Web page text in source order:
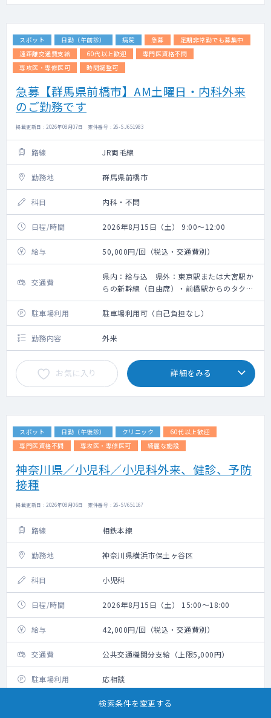
スポット 日勤（午前診） 病院 急募
定期非常勤でも募集中
遠距離交通費支給
60代以上歓迎
専門医資格不問
専攻医・専修医可
時間調整可
急募【群馬県前橋市】AM土曜日・内科外来
のご勤務です
掲載更新日 : 2026年08月07日 案件番号 : 26-SJ651983
路線 JR両毛線
勤務地 群馬県前橋市
科目 内科・不問
日程/時間 2026年8月15日（土） 9:00～12:00
給与 50,000円/回（税込・交通費別）
交通費
県内：給与込 県外：東京駅または大宮駅か
らの新幹線（自由席）・前橋駅からのタクシ
ー代の支給あり【要領収書】、その他の地域
は応相談
駐車場利用 駐車場利用可（自己負担なし）
勤務内容 外来
お気に入り 詳細をみる
スポット 日勤（午後診） クリニック
60代以上歓迎
専門医資格不問
専攻医・専修医可 綺麗な施設
神奈川県／小児科／小児科外来、健診、予防
接種
掲載更新日 : 2026年08月06日 案件番号 : 26-SV651167
路線 相鉄本線
勤務地 神奈川県横浜市保土ヶ谷区
科目 小児科
日程/時間 2026年8月15日（土） 15:00～18:00
給与 42,000円/回（税込・交通費別）
交通費 公共交通機関分支給（上限5,000円）
駐車場利用 応相談
近隣のコインパーキングをご利用ください※
検索条件を変更する